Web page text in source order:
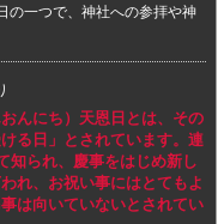
の一つで、神社への参拝や神
んにち）天恩日とは、その
る日」とされています。連
知られ、慶事をはじめ新し
れ、お祝い事にはとてもよ
は向いていないとされてい